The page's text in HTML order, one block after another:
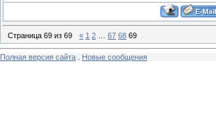
Страница 69 из 69 « 1 2 67 68 69
Полная версия сайта Новые сообщения